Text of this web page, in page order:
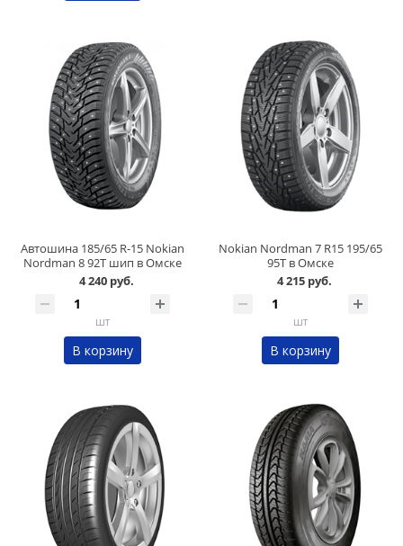
Автошина 185/65 R-15 Nokian
Nordman 8 92T шип в Омске
4 240 руб.
шт
В корзину
Nokian Nordman 7 R15 195/65
95Т в Омске
4 215 руб.
шт
В корзину